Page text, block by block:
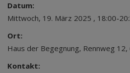
Datum:
Mittwoch, 19. März 2025 , 18:00-
Ort:
Haus der Begegnung, Rennweg
Kontakt: